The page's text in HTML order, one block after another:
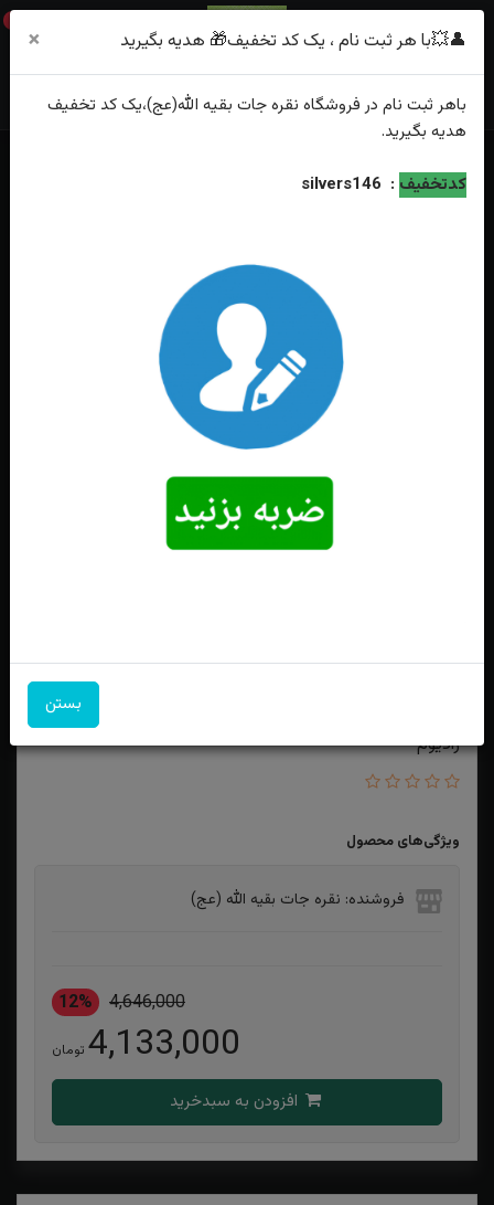
0
خانه
فهرست محصولات
انگشترنقره عقیق سبز خطی حکاکی و من یتق الله روکش آب رادیوم
انگشترنقره عقیق سبز خطی حکاکی و من یتق الله روکش آب
رادیوم
ویژگی‌های محصول
فروشنده: نقره جات بقیه الله (عج)
4,646,000
12%
4,133,000 تومان
👤💥با هر ثبت نام ، یک کد تخفیف🎁 هدیه بگیرید ×
باهر ثبت نام در فروشگاه نقره جات بقیه الله(عج)،یک کد تخفیف
هدیه بگیرید.
کدتخفیف :
silvers146
بستن